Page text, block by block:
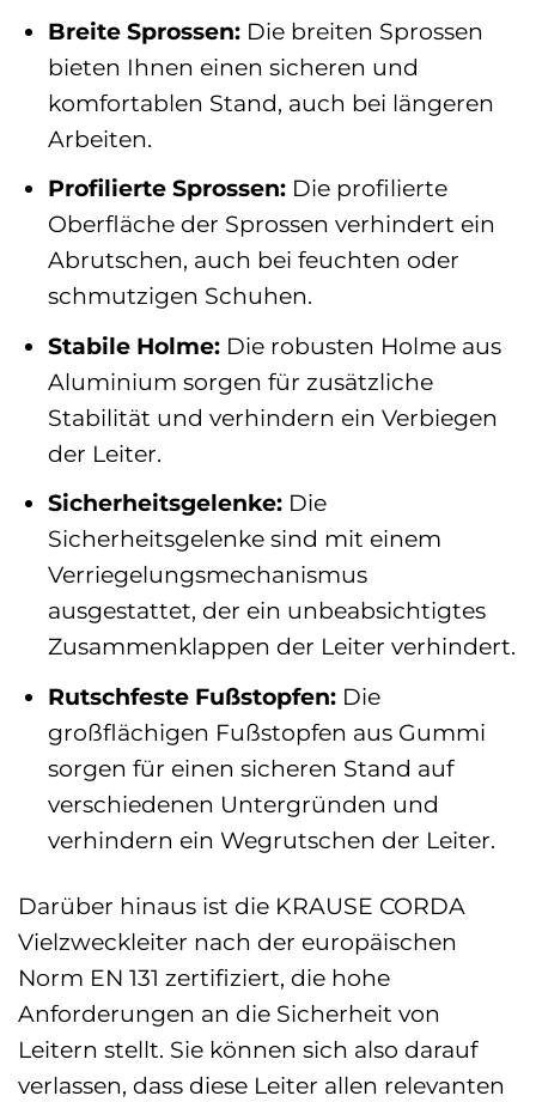
Breite Sprossen:Die breiten Sprossen
bieten Ihnen einen sicheren und
komfortablen Stand, auch bei längeren
Arbeiten.
Profilierte Sprossen:Die profilierte
Oberfläche der Sprossen verhindert ein
Abrutschen, auch bei feuchten oder
schmutzigen Schuhen.
Stabile Holme:Die robusten Holme aus
Aluminium sorgen für zusätzliche
Stabilität und verhindern ein Verbiegen
der Leiter.
Sicherheitsgelenke:Die
Sicherheitsgelenke sind mit einem
Verriegelungsmechanismus
ausgestattet, der ein unbeabsichtigtes
Zusammenklappen der Leiter verhindert.
Rutschfeste Fußstopfen:Die
großflächigen Fußstopfen aus Gummi
sorgen für einen sicheren Stand auf
verschiedenen Untergründen und
verhindern ein Wegrutschen der Leiter.
Darüber hinaus ist die KRAUSE CORDA
Vielzweckleiter nach der europäischen
Norm EN 131 zertifiziert, die hohe
Anforderungen an die Sicherheit von
Leitern stellt. Sie können sich also darauf
verlassen, dass diese Leiter allen relevanten